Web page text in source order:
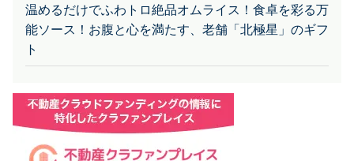
能ソース！お腹と心を満たす、老舗「北極星」のギフ
ト